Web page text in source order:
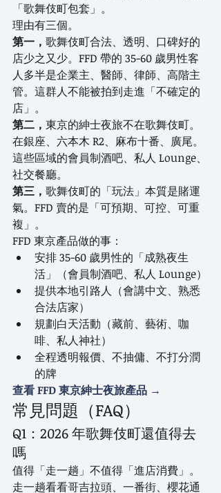
「歌舞伎町包套」。
理由有三個。
第一， 歌舞伎町合法、透明、口碑好的
店少之又少。FFD 帶的 35-60 歲男性客
人多半是企業主、醫師、律師、高階主
管。這群人不能被拍到走進「不確定的
店」。
第二， 東京的紳士夜旅不在歌舞伎町。
在銀座、六本木 R2、麻布十番、廣尾。
這些區域的會員制酒吧、私人 Lounge、
社交餐廳。
第三， 歌舞伎町的「玩法」本質是賭運
氣。FFD 賣的是「可預期、可控、可重
複」。
FFD 東京產品做的事：
安排 35-60 歲男性的「成熟夜生
活」（會員制酒吧、私人 Lounge）
提供本地引路人（會講中文、熟悉
合法店家）
規劃白天活動（藏前、藝術、咖
啡、私人神社）
全程透明報價、不抽傭、不打分潤
的牌
查看 FFD 東京紳士夜旅產品 →
常見問題（FAQ）
Q1：2026 年歌舞伎町還值得去
嗎
值得「走一趟」不值得「進店消費」。
走一趟看看哥吉拉頭、一番街、櫻花通